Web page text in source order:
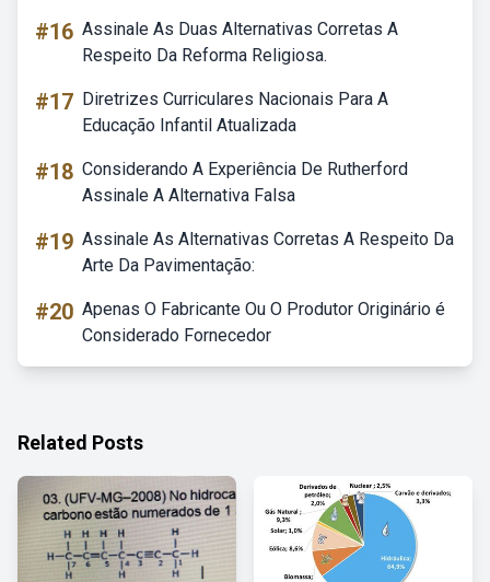
#16 Assinale As Duas Alternativas Corretas A
Respeito Da Reforma Religiosa.
#17 Diretrizes Curriculares Nacionais Para A
Educação Infantil Atualizada
#18 Considerando A Experiência De Rutherford
Assinale A Alternativa Falsa
#19 Assinale As Alternativas Corretas A Respeito Da
Arte Da Pavimentação:
#20 Apenas O Fabricante Ou O Produtor Originário é
Considerado Fornecedor
Related Posts